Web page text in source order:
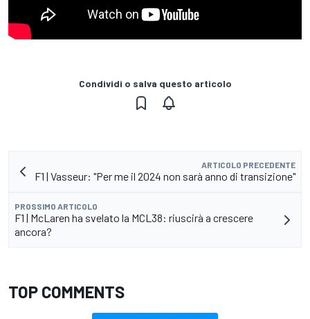
Condividi o salva questo articolo
ARTICOLO PRECEDENTE
F1 | Vasseur: "Per me il 2024 non sarà anno di transizione"
PROSSIMO ARTICOLO
F1 | McLaren ha svelato la MCL38: riuscirà a crescere
ancora?
TOP COMMENTS